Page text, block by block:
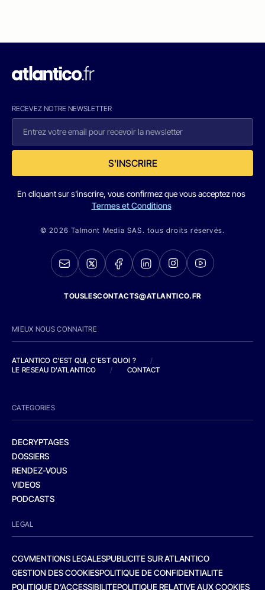
RECEVEZ NOTRE NEWSLETTER
S'INSCRIRE
En cliquant sur s'inscrire, vous confirmez que vous acceptez nos
Termes et Conditions
© 2026 Talmont Media SAS. tous droits réservés.
TOUSLESCONTACTS@ATLANTICO.FR
MIEUX NOUS CONNAITRE
ATLANTICO C'EST QUI, C'EST QUOI ?
/
LE RESEAU D'ATLANTICO
/ CONTACT
CATEGORIES
DECRYPTAGES
DOSSIERS
RENDEZ-VOUS
VIDEOS
PODCASTS
LEGAL
CGVMENTIONS LEGALESPUBLICITE SUR ATLANTICO
GESTION DES COOKIESPOLITIQUE DE CONFIDENTIALITE
POLITIQUE D’ACCESSIBILITEPOLITIQUE RELATIVE AUX COOKIES